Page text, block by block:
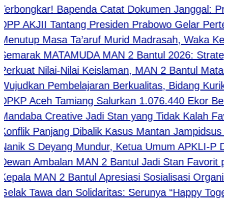
Bapenda Catat Dokumen Janggal: Pria
AKJII Tantang Presiden Prabowo Gelar
Masa Ta’aruf Murid Madrasah, Waka
MATAMUDA MAN 2 Bantul 2026: Strategi
Nilai-Nilai Keislaman, MAN 2 Bantul
Pembelajaran Berkualitas, Bidang
Aceh Tamiang Salurkan 1.076.440 Ekor Benur
Creative Jadi Stan yang Tidak Kalah
Panjang Dibalik Kasus Mantan Jampidsus
S Deyang Mundur, Ketua Umum APKLI-P
Ambalan MAN 2 Bantul Jadi Stan Favorit
MAN 2 Bantul Apresiasi Sosialisasi
Tawa dan Solidaritas: Serunya “Happy